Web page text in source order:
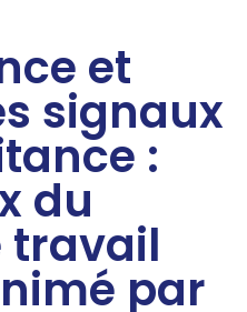
et
signaux
:
du
travail
par